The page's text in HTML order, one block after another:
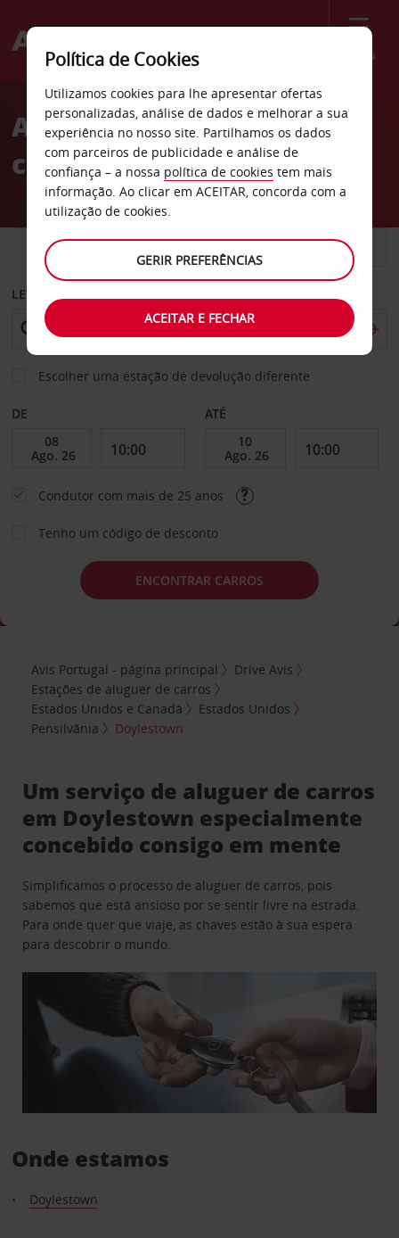
Menu
Welcome
AvisAluguer de
carros Doylestown
CARRO COMERCIAIS
LEVANTAR EM
Escolher uma estação de devolução diferente
DE ATÉ
Condutor com mais de 25 anos
Tenho um código de desconto
ENCONTRAR CARROS
Avis Portugal - página principal
Drive Avis
Estações de aluguer de carros
Estados Unidos e Canadá
Estados Unidos
Pensilvânia
Doylestown
Um serviço de aluguer de carros
em Doylestown especialmente
concebido consigo em mente
Simplificamos o processo de aluguer de carros, pois
sabemos que está ansioso por se sentir livre na estrada.
Para onde quer que viaje, as chaves estão à sua espera
para descobrir o mundo.
Onde estamos
Doylestown
Política de Cookies
Utilizamos cookies para lhe apresentar ofertas
personalizadas, análise de dados e melhorar a sua
experiência no nosso site. Partilhamos os dados
com parceiros de publicidade e análise de
confiança – a nossa política de cookies tem mais
informação. Ao clicar em ACEITAR, concorda com a
utilização de cookies.
GERIR PREFERÊNCIAS
ACEITAR E FECHAR